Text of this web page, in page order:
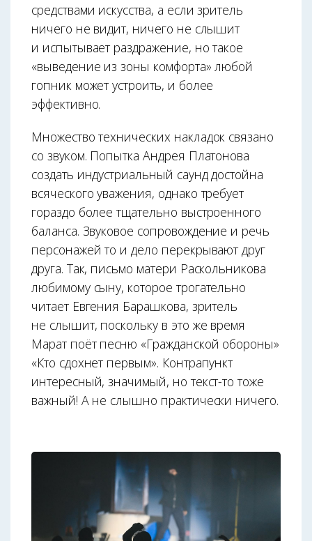
средствами искусства, а если зритель
ничего не видит, ничего не слышит
и испытывает раздражение, но такое
«выведение из зоны комфорта» любой
гопник может устроить, и более
эффективно.
Множество технических накладок связано
со звуком. Попытка Андрея Платонова
создать индустриальный саунд достойна
всяческого уважения, однако требует
гораздо более тщательно выстроенного
баланса. Звуковое сопровождение и речь
персонажей то и дело перекрывают друг
друга. Так, письмо матери Раскольникова
любимому сыну, которое трогательно
читает Евгения Барашкова, зритель
не слышит, поскольку в это же время
Марат поёт песню «Гражданской обороны»
«Кто сдохнет первым». Контрапункт
интересный, значимый, но текст-то тоже
важный! А не слышно практически ничего.